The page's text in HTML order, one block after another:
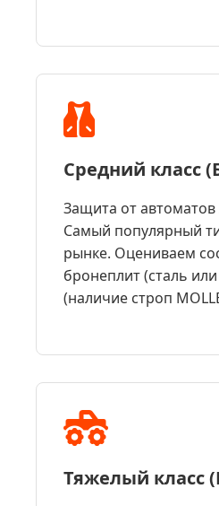
Средний класс
Защита от
Самый популярный
рынке. Оцениваем
бронеплит (сталь
(наличие строп
Тяжелый класс